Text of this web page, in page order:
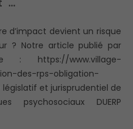
…
d’impact devient un risque
? Notre article publié par
https://www.village-
des-rps-obligation-
et jurisprudentiel de
psychosociaux DUERP